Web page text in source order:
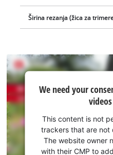
Širina rezanja (žica za
We
need
your
consent
to load
Youtube
We need your
This content is not
trackers that are not
The website owner
with their CMP to